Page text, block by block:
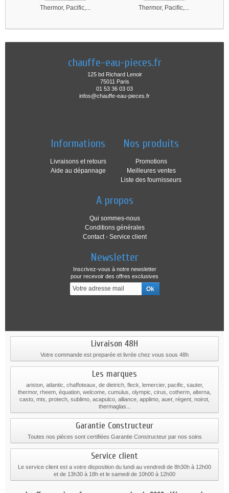
Thermor, Pacific,... Thermor, Pacific,...
chauffe-eau-pieces.fr
125 bd Richard Lenoir
75011 Paris
01 53 36 03 03
infos@chauffe-eau-pieces.fr
Informations
Livraisons et retours
Aide au dépannage
Nos produits
Promotions
Meilleures ventes
Liste des fournisseurs
A propos
Qui sommes-nous
Conditions générales
Contact - Service client
Newsletter
Inscrivez-vous à notre newsletter
pour recevoir des offres exclusives
Livraison 48H
Votre commande est preparée et livrée chez vous sous 48h
Les marques
ariston, atlantic, chaffoteaux, de dietrich, fleck, lemercier, pacific, sauter,
thermor, rheem, équation, welcome, cumulus, olympic, cirus, cotherm, alterna,
casto, mts, protech, sublimo, acapulco, alliance, applimo, auer, régent, noirot,
thermaglas...
Garantie Constructeur
Toutes nos pièces sont certifiées Garantie Constructeur par nos soins
Service client
Le service client est a votre disposition du lundi au vendredi de 8h30h à 12h00
et de 13h30 à 18h et le samedi de 10h00 à 12h00